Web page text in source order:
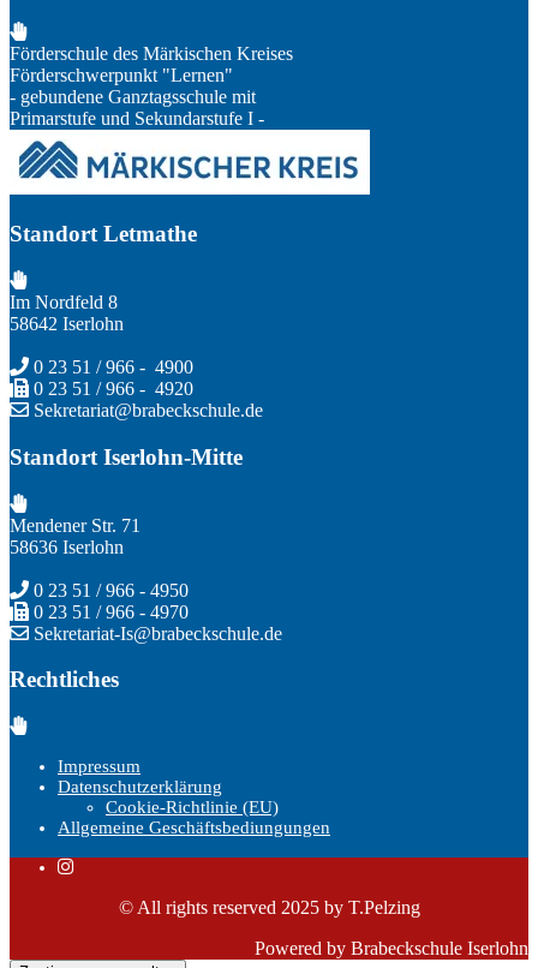
Förderschule des Märkischen Kreises
Förderschwerpunkt "Lernen"
- gebundene Ganztagsschule mit
Primarstufe und Sekundarstufe I -
Standort Letmathe
Im Nordfeld 8
58642 Iserlohn
0 23 51 / 966 - 4900
0 23 51 / 966 - 4920
Sekretariat@brabeckschule.de
Standort Iserlohn-Mitte
Mendener Str. 71
58636 Iserlohn
0 23 51 / 966 - 4950
0 23 51 / 966 - 4970
Sekretariat-Is@brabeckschule.de
Rechtliches
Impressum
Datenschutzerklärung
Cookie-Richtlinie (EU)
Allgemeine Geschäftsbediungungen
© All rights reserved 2025 by T.Pelzing
Powered by Brabeckschule Iserlohn